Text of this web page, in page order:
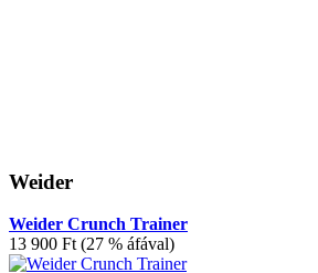
Weider
Weider Crunch Trainer
13 900 Ft (27 % áfával)